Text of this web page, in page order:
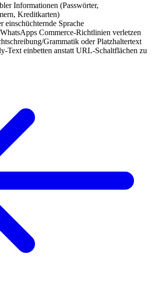
Informationen (Passwörter,
Kreditkarten)
einschüchternde Sprache
Commerce-Richtlinien verletzen
Grammatik oder Platzhaltertext
Text einbetten anstatt URL-Schaltflächen zu